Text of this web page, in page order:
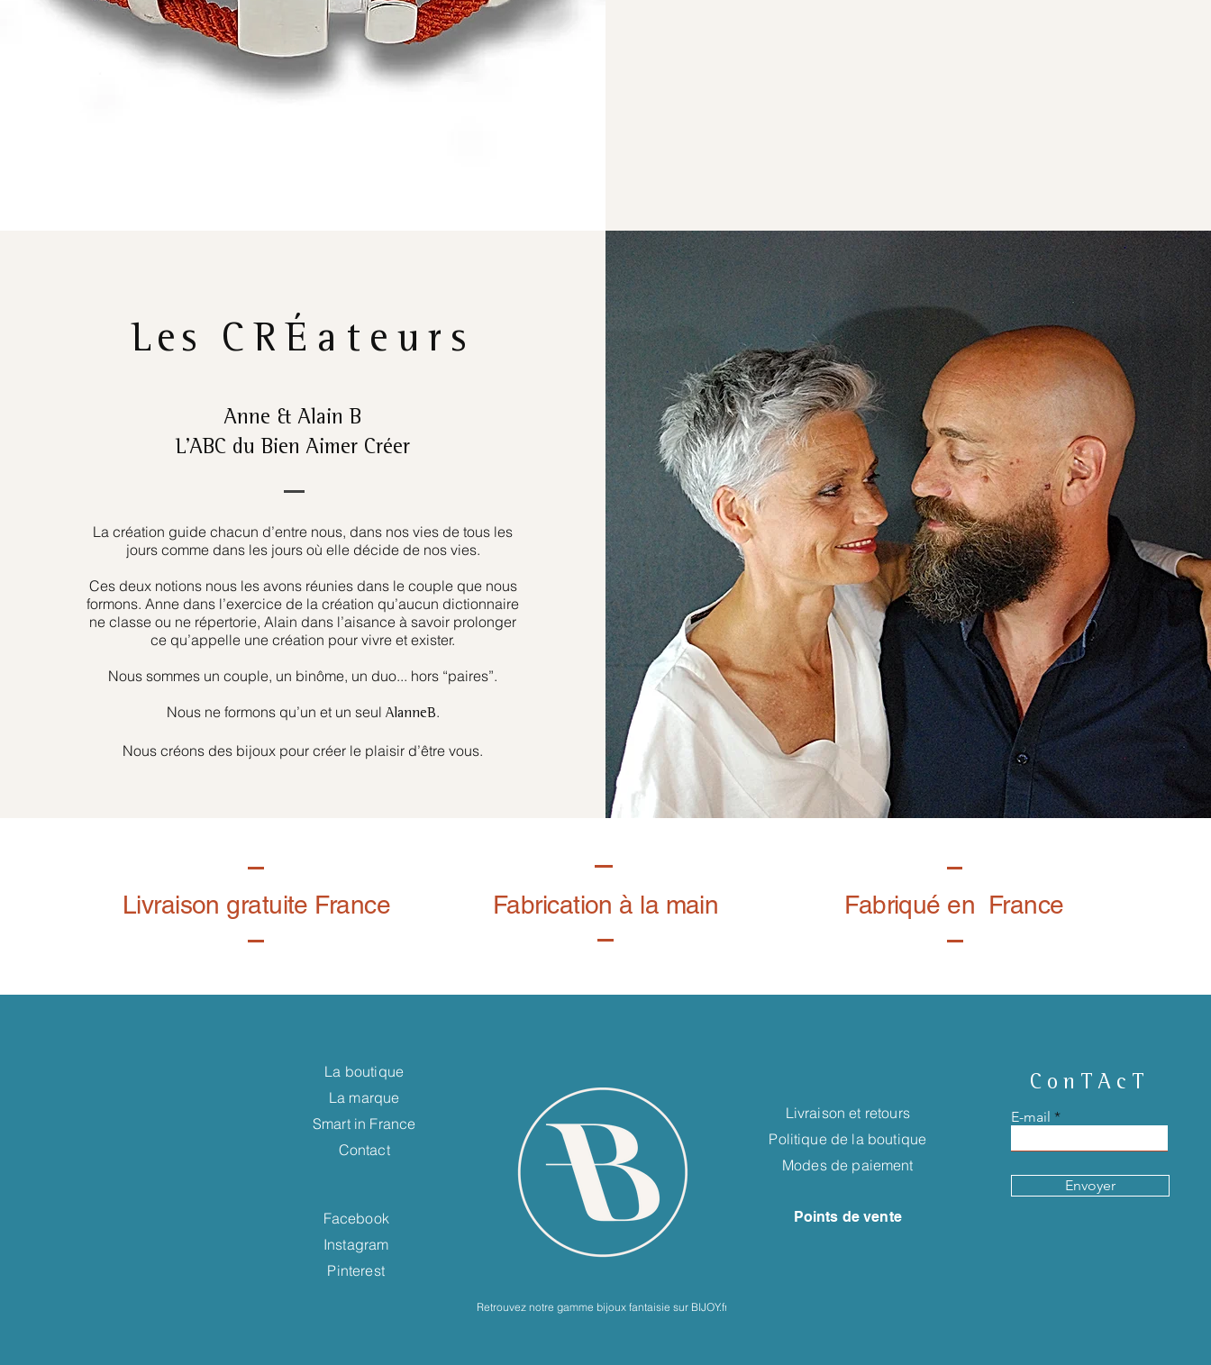
Les CRÉateurs
Anne & Alain B
L’ABC du Bien Aimer Créer
La création guide chacun d’entre nous, dans nos vies de tous les
jours comme dans les jours où elle décide de nos vies.
Ces deux notions nous les avons réunies dans le couple que nous
formons. Anne dans l’exercice de la création qu’aucun dictionnaire
ne classe ou ne répertorie, Alain dans l’aisance à savoir prolonger
ce qu’appelle une création pour vivre et exister.
Nous sommes un couple, un binôme, un duo... hors “paires”.
Nous ne formons qu’un et un seul AlanneB.
Nous créons des bijoux pour créer le plaisir d’être vous.
Livraison gratuite France Fabrication à la main Fabriqué en France
La boutique
La marque
Smart in France
Contact
Facebook
Instagram
Pinterest
Retrouvez notre gamme bijoux fantaisie sur BIJOY.fr
Livraison et retours
Politique de la boutique
Modes de paiement
Points de vente
ConTAcT
E-mail
Envoyer